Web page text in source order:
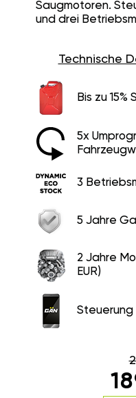
Saugmotoren.
und drei
Technische
Bis zu
5x
3
5 Jahre
2 Jahre
EUR)
Steuerung